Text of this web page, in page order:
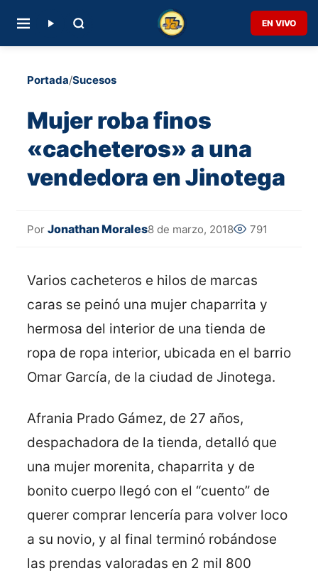
EN VIVO
Portada/Sucesos
Mujer roba finos
«cacheteros» a una
vendedora en Jinotega
Por Jonathan Morales8 de marzo, 2018 791
Varios cacheteros e hilos de marcas
caras se peinó una mujer chaparrita y
hermosa del interior de una tienda de
ropa de ropa interior, ubicada en el barrio
Omar García, de la ciudad de Jinotega.
Afrania Prado Gámez, de 27 años,
despachadora de la tienda, detalló que
una mujer morenita, chaparrita y de
bonito cuerpo llegó con el “cuento” de
querer comprar lencería para volver loco
a su novio, y al final terminó robándose
las prendas valoradas en 2 mil 800